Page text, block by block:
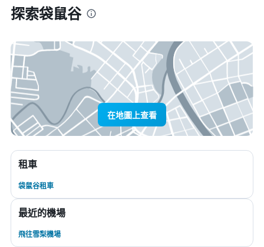
探索袋鼠谷
在地圖上查看
租車
袋鼠谷租車
最近的機場
飛往雪梨機場